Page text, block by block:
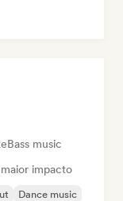
Bass music
impacto
Dance music